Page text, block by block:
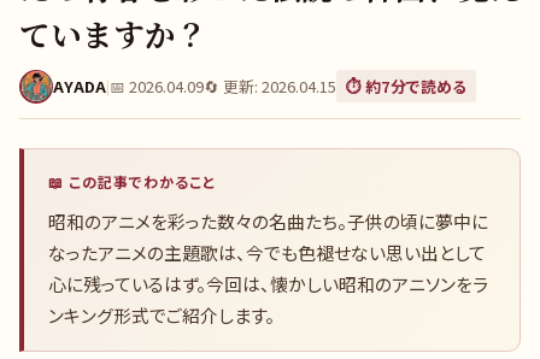
ていますか？
AYADA|📅 2026.04.09🔄 更新: 2026.04.15 ⏱️ 約7分で読める
📖 この記事でわかること
昭和のアニメを彩った数々の名曲たち。子供の頃に夢中に
なったアニメの主題歌は、今でも色褪せない思い出として
心に残っているはず。今回は、懐かしい昭和のアニソンをラ
ンキング形式でご紹介します。